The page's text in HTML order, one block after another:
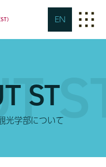
） EN
ST
光学部について